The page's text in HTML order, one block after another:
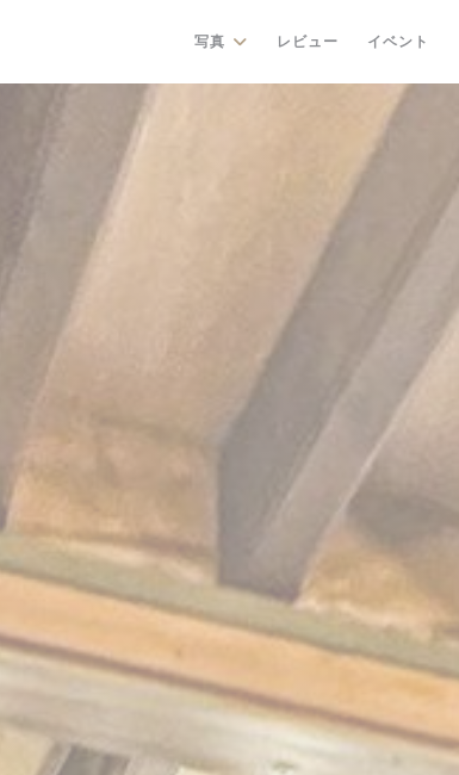
写真 レビュー イベント